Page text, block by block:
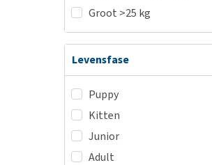
Groot >25 kg
Levensfase
Puppy
Kitten
Junior
Adult